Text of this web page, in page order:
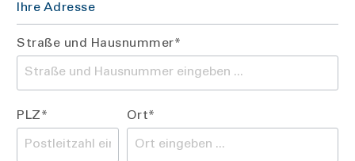
Ihre Adresse
Straße und Hausnummer*
PLZ* Ort*